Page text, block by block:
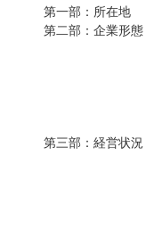
第一部：所在地
第二部：企業形態
第三部：経営状況